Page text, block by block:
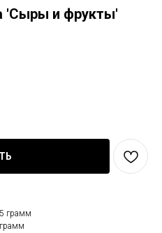
'Сыры и фрукты'
грамм